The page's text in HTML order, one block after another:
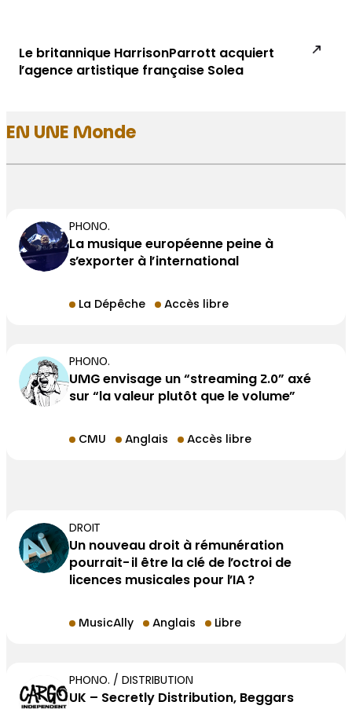
Le britannique HarrisonParrott acquiert
l’agence artistique française Solea
EN UNE Monde
PHONO.
La musique européenne peine à
s’exporter à l’international
La Dépêche Accès libre
PHONO.
UMG envisage un “streaming 2.0” axé
sur “la valeur plutôt que le volume”
CMU Anglais Accès libre
DROIT
Un nouveau droit à rémunération
pourrait-il être la clé de l’octroi de
licences musicales pour l’IA ?
MusicAlly Anglais Libre
PHONO. / DISTRIBUTION
UK – Secretly Distribution, Beggars